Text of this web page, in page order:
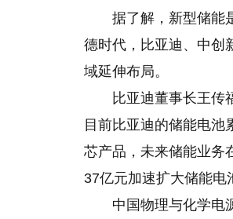
据了解，新型储能
德时代，比亚迪、中创
域延伸布局。
比亚迪董事长王传
目前比亚迪的储能电池
芯产品，未来储能业务
37亿元加速扩大储能电
中国物理与化学电